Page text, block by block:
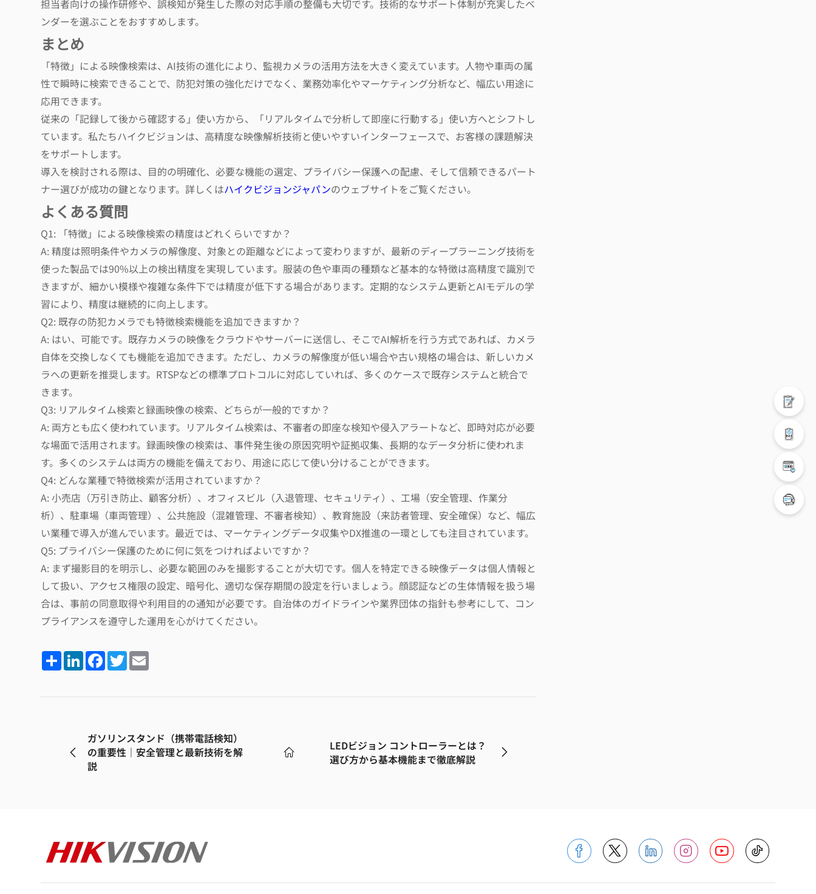
担当者向けの操作研修や、誤検知が発生した際の対応手順の整備も大切です。技術的なサポート体制が充実したベ
ンダーを選ぶことをおすすめします。
まとめ
「特徴」による映像検索は、AI技術の進化により、監視カメラの活用方法を大きく変えています。人物や車両の属
性で瞬時に検索できることで、防犯対策の強化だけでなく、業務効率化やマーケティング分析など、幅広い用途に
応用できます。
従来の「記録して後から確認する」使い方から、「リアルタイムで分析して即座に行動する」使い方へとシフトし
ています。私たちハイクビジョンは、高精度な映像解析技術と使いやすいインターフェースで、お客様の課題解決
をサポートします。
導入を検討される際は、目的の明確化、必要な機能の選定、プライバシー保護への配慮、そして信頼できるパート
ナー選びが成功の鍵となります。詳しくはハイクビジョンジャパンのウェブサイトをご覧ください。
よくある質問
Q1: 「特徴」による映像検索の精度はどれくらいですか？
A: 精度は照明条件やカメラの解像度、対象との距離などによって変わりますが、最新のディープラーニング技術を
使った製品では90%以上の検出精度を実現しています。服装の色や車両の種類など基本的な特徴は高精度で識別で
きますが、細かい模様や複雑な条件下では精度が低下する場合があります。定期的なシステム更新とAIモデルの学
習により、精度は継続的に向上します。
Q2: 既存の防犯カメラでも特徴検索機能を追加できますか？
A: はい、可能です。既存カメラの映像をクラウドやサーバーに送信し、そこでAI解析を行う方式であれば、カメラ
自体を交換しなくても機能を追加できます。ただし、カメラの解像度が低い場合や古い規格の場合は、新しいカメ
ラへの更新を推奨します。RTSPなどの標準プロトコルに対応していれば、多くのケースで既存システムと統合で
きます。
Q3: リアルタイム検索と録画映像の検索、どちらが一般的ですか？
A: 両方とも広く使われています。リアルタイム検索は、不審者の即座な検知や侵入アラートなど、即時対応が必要
な場面で活用されます。録画映像の検索は、事件発生後の原因究明や証拠収集、長期的なデータ分析に使われま
す。多くのシステムは両方の機能を備えており、用途に応じて使い分けることができます。
Q4: どんな業種で特徴検索が活用されていますか？
A: 小売店（万引き防止、顧客分析）、オフィスビル（入退管理、セキュリティ）、工場（安全管理、作業分
析）、駐車場（車両管理）、公共施設（混雑管理、不審者検知）、教育施設（来訪者管理、安全確保）など、幅広
い業種で導入が進んでいます。最近では、マーケティングデータ収集やDX推進の一環としても注目されています。
Q5: プライバシー保護のために何に気をつければよいですか？
A: まず撮影目的を明示し、必要な範囲のみを撮影することが大切です。個人を特定できる映像データは個人情報と
して扱い、アクセス権限の設定、暗号化、適切な保存期間の設定を行いましょう。顔認証などの生体情報を扱う場
合は、事前の同意取得や利用目的の通知が必要です。自治体のガイドラインや業界団体の指針も参考にして、コン
プライアンスを遵守した運用を心がけてください。
ShareLinkedInFacebook
Twitter
ガソリンスタンド（携帯電話検知）
の重要性｜安全管理と最新技術を解
説
LEDビジョン コントローラーとは？
選び方から基本機能まで徹底解説